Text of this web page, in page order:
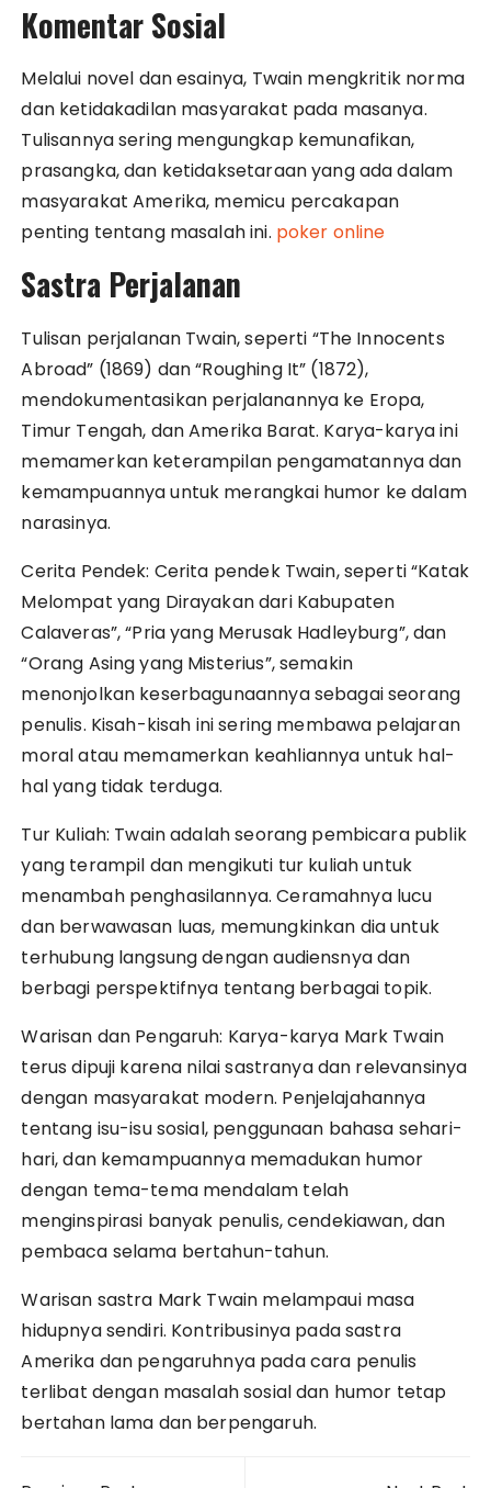
Komentar Sosial
Melalui novel dan esainya, Twain mengkritik norma
dan ketidakadilan masyarakat pada masanya.
Tulisannya sering mengungkap kemunafikan,
prasangka, dan ketidaksetaraan yang ada dalam
masyarakat Amerika, memicu percakapan
penting tentang masalah ini. poker online
Sastra Perjalanan
Tulisan perjalanan Twain, seperti “The Innocents
Abroad” (1869) dan “Roughing It” (1872),
mendokumentasikan perjalanannya ke Eropa,
Timur Tengah, dan Amerika Barat. Karya-karya ini
memamerkan keterampilan pengamatannya dan
kemampuannya untuk merangkai humor ke dalam
narasinya.
Cerita Pendek: Cerita pendek Twain, seperti “Katak
Melompat yang Dirayakan dari Kabupaten
Calaveras”, “Pria yang Merusak Hadleyburg”, dan
“Orang Asing yang Misterius”, semakin
menonjolkan keserbagunaannya sebagai seorang
penulis. Kisah-kisah ini sering membawa pelajaran
moral atau memamerkan keahliannya untuk hal-
hal yang tidak terduga.
Tur Kuliah: Twain adalah seorang pembicara publik
yang terampil dan mengikuti tur kuliah untuk
menambah penghasilannya. Ceramahnya lucu
dan berwawasan luas, memungkinkan dia untuk
terhubung langsung dengan audiensnya dan
berbagi perspektifnya tentang berbagai topik.
Warisan dan Pengaruh: Karya-karya Mark Twain
terus dipuji karena nilai sastranya dan relevansinya
dengan masyarakat modern. Penjelajahannya
tentang isu-isu sosial, penggunaan bahasa sehari-
hari, dan kemampuannya memadukan humor
dengan tema-tema mendalam telah
menginspirasi banyak penulis, cendekiawan, dan
pembaca selama bertahun-tahun.
Warisan sastra Mark Twain melampaui masa
hidupnya sendiri. Kontribusinya pada sastra
Amerika dan pengaruhnya pada cara penulis
terlibat dengan masalah sosial dan humor tetap
bertahan lama dan berpengaruh.